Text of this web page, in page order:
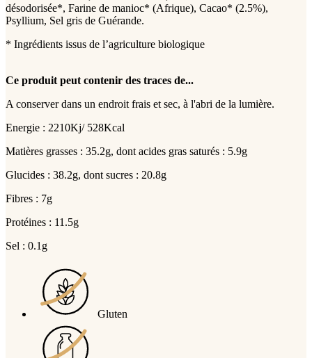
désodorisée*, Farine de manioc* (Afrique), Cacao* (2.5%),
Psyllium, Sel gris de Guérande.
* Ingrédients issus de l’agriculture biologique
Ce produit peut contenir des traces de...
A conserver dans un endroit frais et sec, à l'abri de la lumière.
Energie : 2210Kj/ 528Kcal
Matières grasses : 35.2g, dont acides gras saturés : 5.9g
Glucides : 38.2g, dont sucres : 20.8g
Fibres : 7g
Protéines : 11.5g
Sel : 0.1g
Gluten